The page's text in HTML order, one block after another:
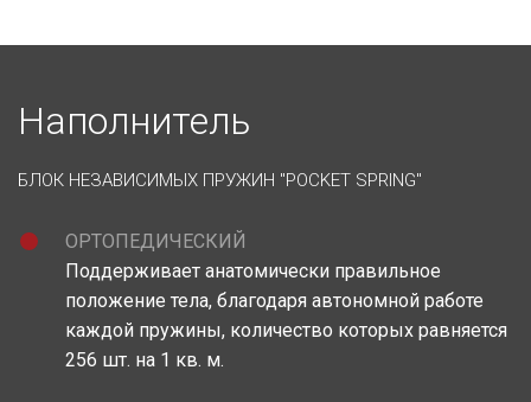
Наполнитель
БЛОК НЕЗАВИСИМЫХ ПРУЖИН "POCKET SPRING"
ОРТОПЕДИЧЕСКИЙ
Поддерживает анатомически правильное
положение тела, благодаря автономной работе
каждой пружины, количество которых равняется
256 шт. на 1 кв. м.